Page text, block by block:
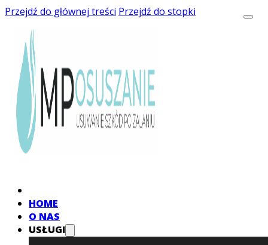
Przejdź do głównej treści Przejdź do stopki
HOME
O NAS
USŁUGI